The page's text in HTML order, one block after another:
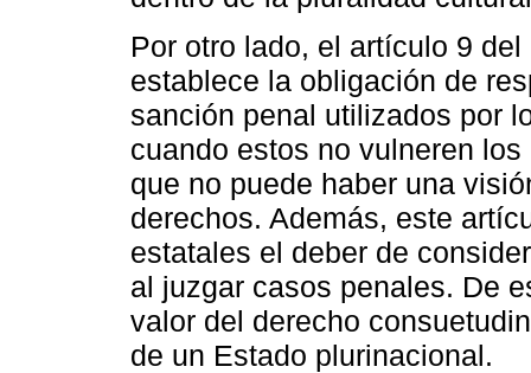
Por otro lado, el artículo 9
establece la obligación de
sanción penal utilizados por
cuando estos no vulneren
que no puede haber una
derechos. Además, este
estatales el deber de
al juzgar casos penales. De
valor del derecho
de un Estado plurinacional.